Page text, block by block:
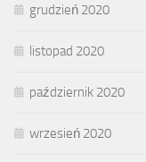
grudzień 2020
listopad 2020
październik 2020
wrzesień 2020